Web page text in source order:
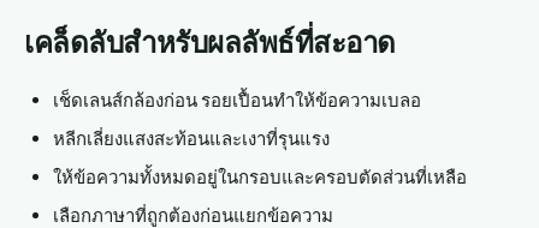
เคล็ดลับสำหรับผลลัพธ์ที่สะอาด
เช็ดเลนส์กล้องก่อน รอยเปื้อนทำให้ข้อความเบลอ
หลีกเลี่ยงแสงสะท้อนและเงาที่รุนแรง
ให้ข้อความทั้งหมดอยู่ในกรอบและครอบตัดส่วนที่เหลือ
เลือกภาษาที่ถูกต้องก่อนแยกข้อความ